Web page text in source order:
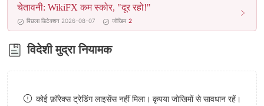
6
7
8
9
4
5
6
7
4
5
6
7
चेतावनी: WikiFX कम स्कोर, "दूर रहो!"
पिछला डिटेक्शन 2026-08-07 जोखिम 2
विदेशी मुद्रा नियामक
कोई फ़ॉरेक्स ट्रेडिंग लाइसेंस नहीं मिला। कृपया जोखिमों से सावधान रहें।